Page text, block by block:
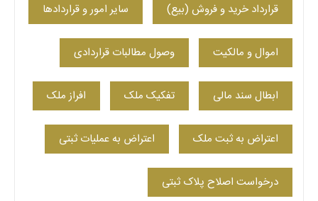
قرارداد خرید و فروش (بیع) سایر امور و قراردادها
اموال و مالکیت وصول مطالبات قراردادی
ابطال سند مالی تفکیک ملک افراز ملک
اعتراض به ثبت ملک اعتراض به عملیات ثبتی
درخواست اصلاح پلاک ثبتی